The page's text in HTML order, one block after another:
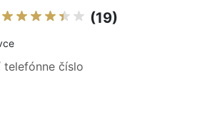
(19)
telefónne číslo